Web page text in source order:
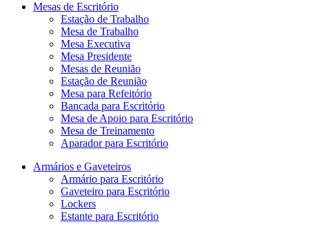
Mesas de Escritório
Estação de Trabalho
Mesa de Trabalho
Mesa Executiva
Mesa Presidente
Mesas de Reunião
Estação de Reunião
Mesa para Refeitório
Bancada para Escritório
Mesa de Apoio para Escritório
Mesa de Treinamento
Aparador para Escritório
Armários e Gaveteiros
Armário para Escritório
Gaveteiro para Escritório
Lockers
Estante para Escritório